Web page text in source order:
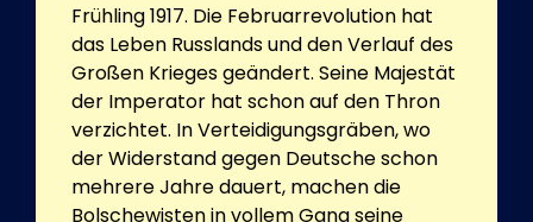
Frühling 1917. Die Februarrevolution hat
das Leben Russlands und den Verlauf des
Großen Krieges geändert. Seine Majestät
der Imperator hat schon auf den Thron
verzichtet. In Verteidigungsgräben, wo
der Widerstand gegen Deutsche schon
mehrere Jahre dauert, machen die
Bolschewisten in vollem Gang seine